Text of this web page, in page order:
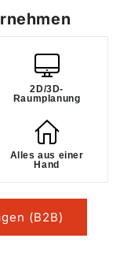
2D/3D-
Raumplanung
Alles aus einer
Hand
(B2B)